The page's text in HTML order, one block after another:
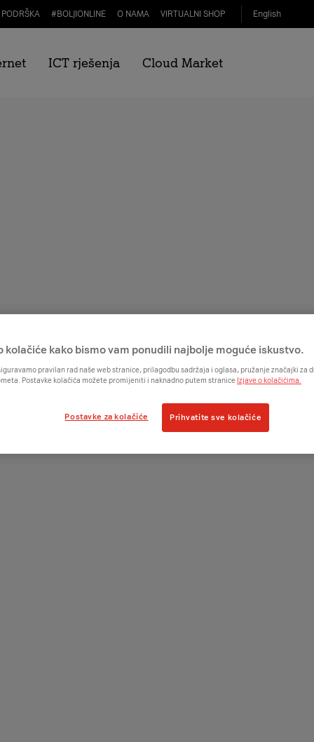
PODRŠKA # BOLJIONLINE O NAMA VIRTUALNI SHOP English
ICT rješenja Cloud Market
kolačiće kako bismo vam ponudili najbolje moguće iskustvo.
pravilan rad naše web stranice, prilagodbu sadržaja i oglasa, pružanje značajki za
Postavke kolačića možete promijeniti i naknadno putem stranice Izjave o kolačićima.
Postavke za kolačiće Prihvatite sve kolačiće